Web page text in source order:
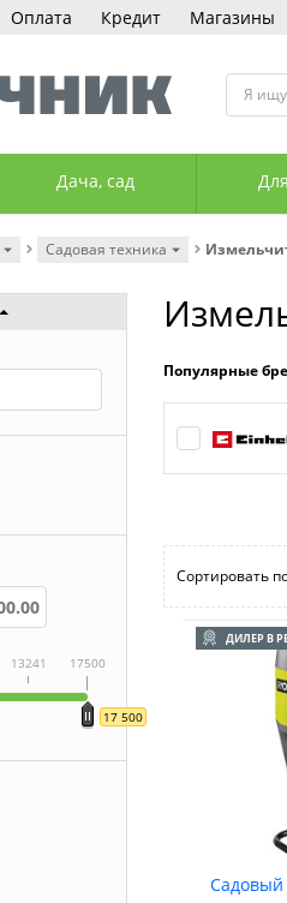
Оплата Кредит Магазины
Я
Дача, сад
Садовая техника
17 500
13241 17500
Популярные
Сортировать
ДИЛЕР В
Садовый